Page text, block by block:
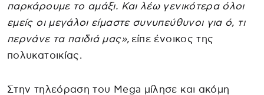
παρκάρουμε το αμάξι. Και λέω γενικότερα όλοι
εμείς οι μεγάλοι είμαστε συνυπεύθυνοι για ό, τι
περνάνε τα παιδιά μας», είπε ένοικος της
πολυκατοικίας.
Στην τηλεόραση του Mega μίλησε και ακόμη